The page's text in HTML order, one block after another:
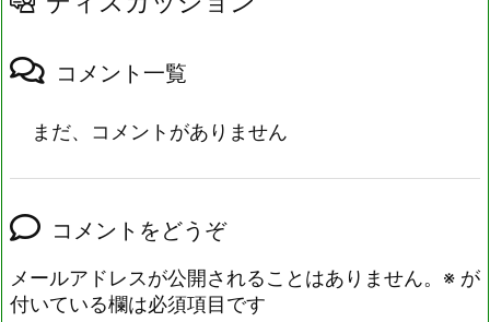
コメント一覧
まだ、コメントがありません
コメントをどうぞ
メールアドレスが公開されることはありません。 ※ が
付いている欄は必須項目です